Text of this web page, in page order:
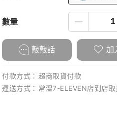
數量
敲敲話 加
付款方式： 超商取貨付款
運送方式： 常溫7-ELEVEN店到店